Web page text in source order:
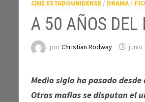
CINE ESTADOUNIDENSE / DRAMA /
A 50 AÑOS DEL
porChristian Rodway junio
Medio siglo ha pasado
Otras mafias se disputan el